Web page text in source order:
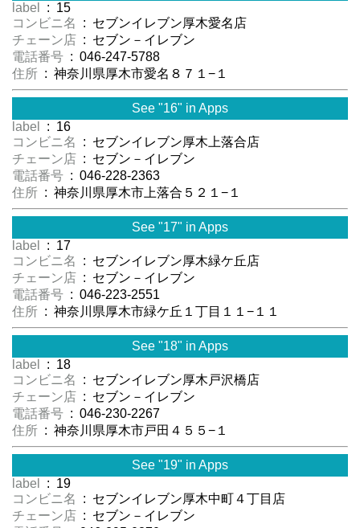
label
: 15
コンビニ名
: セブンイレブン厚木愛名店
チェーン店 : セブン－イレブン
電話番号 : 046-247-5788
住所 : 神奈川県厚木市愛名８７１−１
See "16" in Apps
label
: 16
コンビニ名
: セブンイレブン厚木上落合店
チェーン店 : セブン－イレブン
電話番号 : 046-228-2363
住所 : 神奈川県厚木市上落合５２１−１
See "17" in Apps
label
: 17
コンビニ名
: セブンイレブン厚木緑ケ丘店
チェーン店 : セブン－イレブン
電話番号 : 046-223-2551
住所 : 神奈川県厚木市緑ケ丘１丁目１１−１１
See "18" in Apps
label
: 18
コンビニ名
: セブンイレブン厚木戸沢橋店
チェーン店 : セブン－イレブン
電話番号 : 046-230-2267
住所 : 神奈川県厚木市戸田４５５−１
See "19" in Apps
label
: 19
コンビニ名
: セブンイレブン厚木中町４丁目店
チェーン店 : セブン－イレブン